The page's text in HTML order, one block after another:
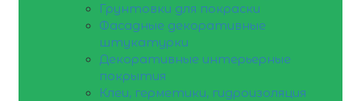
Грунтовки для покраски
Фасадные декоративные
штукатурки
Декоративные интерьерные
покрытия
Клеи, герметики, гидроизоляция